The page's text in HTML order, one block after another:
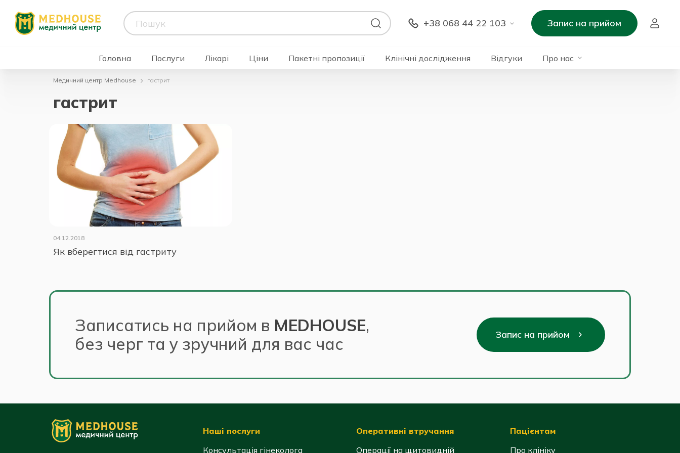
+38 068 44 22 103 Запис на прийом
Головна Послуги Лікарі Ціни Пакетні пропозиції Клінічні дослідження Відгуки Про нас
Медичний центр Medhouse гастрит
гастрит
04.12.2018
Як вберегтися від гастриту
Записатись на прийом в MEDHOUSE,
без черг та у зручний для вас час
Запис на прийом
Наші послуги
Консультація гінеколога
Оперативні втручання
Операції на щитовидній
Пацієнтам
Про клініку